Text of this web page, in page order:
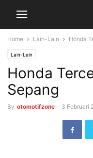
Home Lain-Lain Honda
Lain-Lain
Honda
Sepang
By otomotifzone - 3 Februari